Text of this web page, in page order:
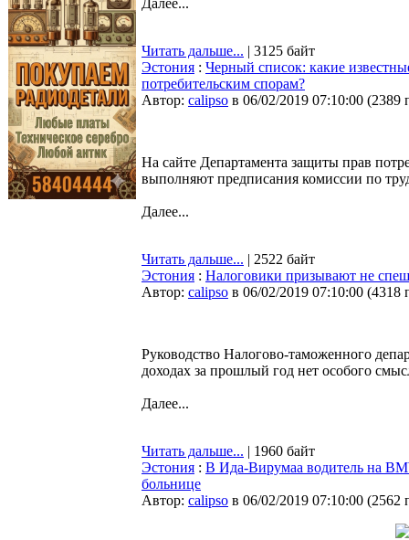
Далее...
Читать дальше... | 3125 байт
Эстония : Черный список: какие
потребительским спорам?
Автор: calipso в 06/02/2019 07:10:00 (2389
На сайте Департамента защиты прав
выполняют предписания комиссии по
Далее...
Читать дальше... | 2522 байт
Эстония : Налоговики призывают не
Автор: calipso в 06/02/2019 07:10:00 (4318
Руководство Налогово-таможенного
доходах за прошлый год нет особого
Далее...
Читать дальше... | 1960 байт
Эстония : В Ида-Вирумаа водитель на
больнице
Автор: calipso в 06/02/2019 07:10:00 (2562